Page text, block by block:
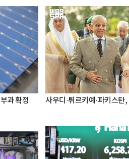
과 확정 사우디·튀르키예·파키스탄,